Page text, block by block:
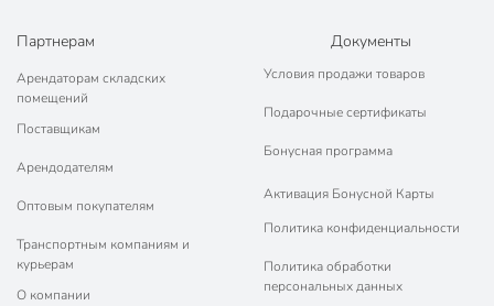
Партнерам
Арендаторам складских
помещений
Поставщикам
Арендодателям
Оптовым покупателям
Транспортным компаниям и
курьерам
О компании
Документы
Условия продажи товаров
Подарочные сертификаты
Бонусная программа
Активация Бонусной Карты
Политика конфиденциальности
Политика обработки
персональных данных